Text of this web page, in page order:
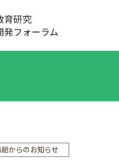
育研究
発フォーラム
からのお知らせ